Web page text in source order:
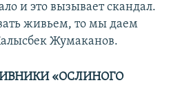
и это вызывает скандал.
живьем, то мы даем
Жумаканов.
«​ОСЛИНОГО